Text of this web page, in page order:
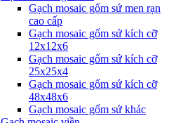
Gạch mosaic gốm sứ men rạn
cao cấp
Gạch mosaic gốm sứ kích cỡ
12x12x6
Gạch mosaic gốm sứ kích cỡ
25x25x4
Gạch mosaic gốm sứ kích cỡ
48x48x6
Gạch mosaic gốm sứ khác